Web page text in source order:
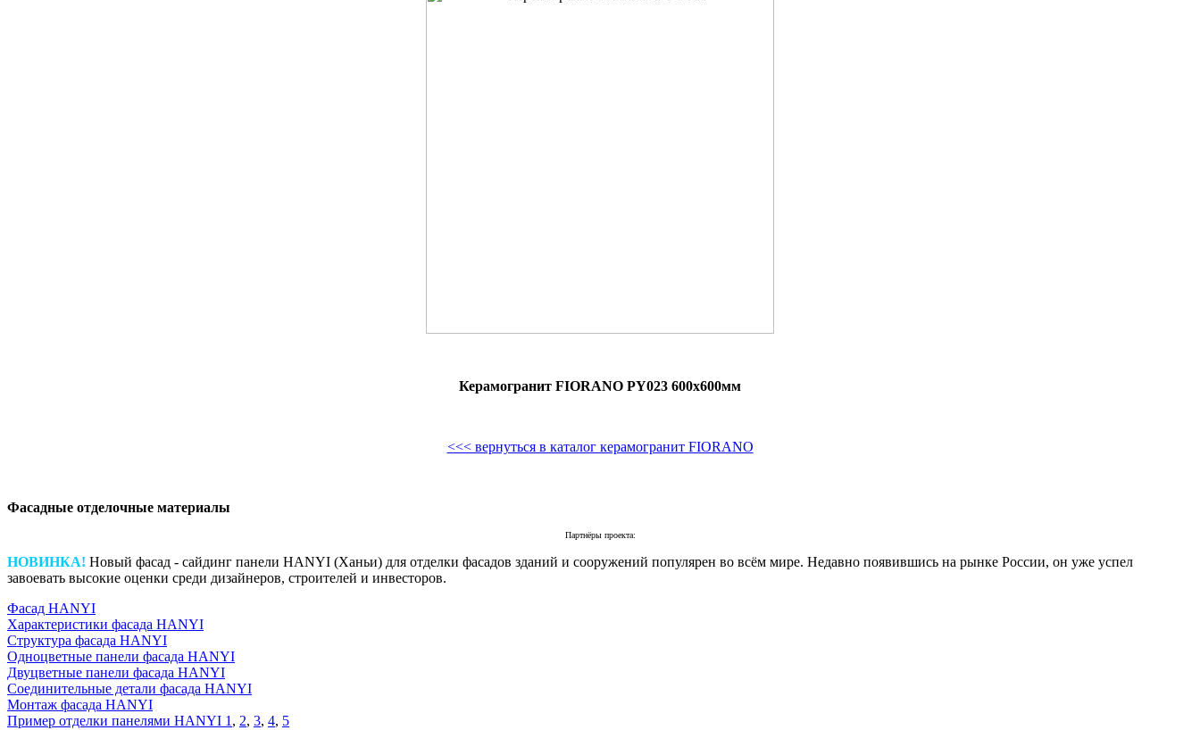
Керамогранит FIORANO PY023 600х600мм
<<< вернуться в каталог керамогранит FIORANO
Фасадные отделочные материалы
Партнёры проекта:
НОВИНКА! Новый фасад - сайдинг панели HANYI (Ханьи) для отделки фасадов зданий и сооружений популярен во всём мире. Недавно появившись на рынке России, он уже успел
завоевать высокие оценки среди дизайнеров, строителей и инвесторов.
Фасад HANYI
Характеристики фасада HANYI
Структура фасада HANYI
Одноцветные панели фасада HANYI
Двуцветные панели фасада HANYI
Соединительные детали фасада HANYI
Монтаж фасада HANYI
Пример отделки панелями HANYI 1 , 2, 3, 4, 5